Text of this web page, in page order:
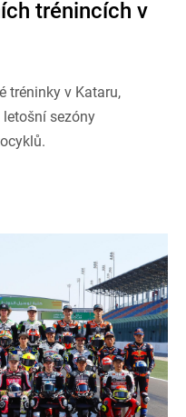
trénincích v
tréninky v Kataru,
sezóny